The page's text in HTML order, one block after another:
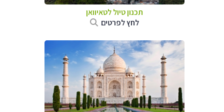
תכנון טיוללטאיוואן
לחץ לפרטים